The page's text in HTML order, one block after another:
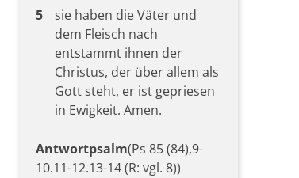
5
sie haben die Väter und
dem Fleisch nach
entstammt ihnen der
Christus, der über allem als
Gott steht, er ist gepriesen
in Ewigkeit. Amen.
Antwortpsalm(Ps 85 (84),9-
10.11-12.13-14 (R: vgl. 8))